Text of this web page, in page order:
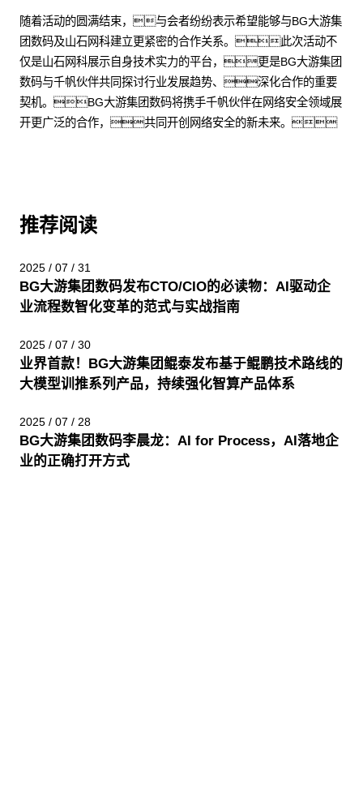
随着活动的圆满结束，与会者纷纷表示希望能够与BG大游集
团数码及山石网科建立更紧密的合作关系。此次活动不
仅是山石网科展示自身技术实力的平台，更是BG大游集团
数码与千帆伙伴共同探讨行业发展趋势、深化合作的重要
契机。BG大游集团数码将携手千帆伙伴在网络安全领域展
开更广泛的合作，共同开创网络安全的新未来。
推荐阅读
2025 / 07 / 31
BG大游集团数码发布CTO/CIO的必读物：AI驱动企
业流程数智化变革的范式与实战指南
2025 / 07 / 30
业界首款！BG大游集团鲲泰发布基于鲲鹏技术路线的
大模型训推系列产品，持续强化智算产品体系
2025 / 07 / 28
BG大游集团数码李晨龙：AI for Process，AI落地企
业的正确打开方式